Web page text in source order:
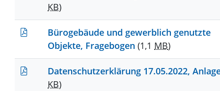
KB)
Bürogebäude und gewerblich genutzte
Objekte, Fragebogen (1,1 MB)
Datenschutzerklärung 17.05.2022,
KB)